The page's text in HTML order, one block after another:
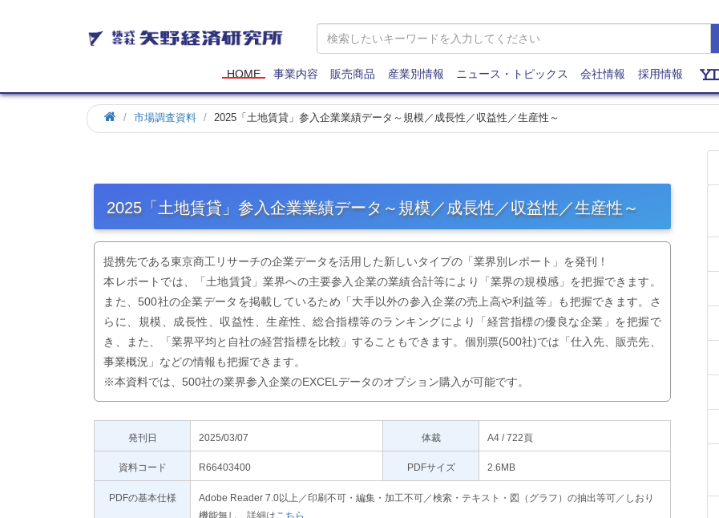
矢
野
研
究
所
HOME 事業内容 販売商品 産業別情報 ニュース・トピックス 会社情報 採用情報
市場調査資料 2025「土地賃貸」参入企業業績データ～規模／成長性／収益性／生産性～
2025「土地賃貸」参入企業業績データ～規模／成長性／収益性／生産性～
提携先である東京商工リサーチの企業データを活用した新しいタイプの「業界別レポート」を発刊！
本レポートでは、「土地賃貸」業界への主要参入企業の業績合計等により「業界の規模感」を把握できます。
また、500社の企業データを掲載しているため「大手以外の参入企業の売上高や利益等」も把握できます。さ
らに、規模、成長性、収益性、生産性、総合指標等のランキングにより「経営指標の優良な企業」を把握で
き、また、「業界平均と自社の経営指標を比較」することもできます。個別票(500社)では「仕入先、販売先、
事業概況」などの情報も把握できます。
※本資料では、500社の業界参入企業のEXCELデータのオプション購入が可能です。
発刊日 2025/03/07 体裁 A4 / 722頁
資料コード R66403400 PDFサイズ 2.6MB
PDFの基本仕様
Adobe Reader 7.0以上／印刷不可・編集・加工不可／検索・テキスト・図（グラフ）の抽出等可／しおり
機能無し 詳細は こちら